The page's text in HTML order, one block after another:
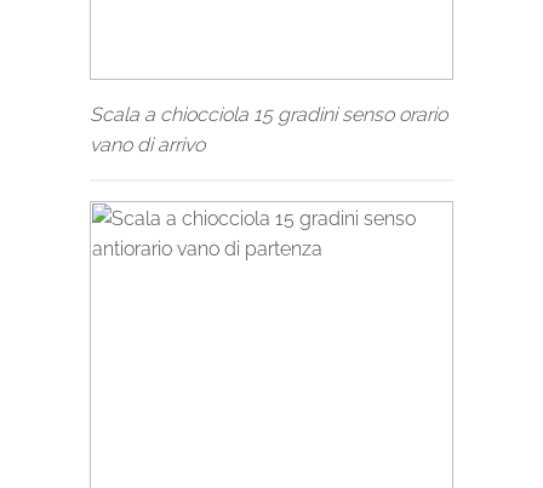
Scala a chiocciola 15 gradini senso orario
vano di arrivo